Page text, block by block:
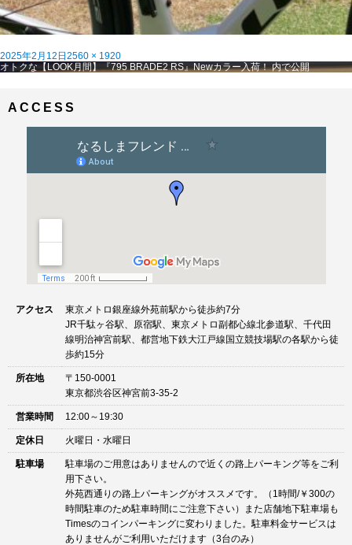
投
稿
2025年2月12日 フ
ル
2560 × 1920
投
ゲ
オトクな【LOOK月間】『795 BRADE2 RS』Newカラー入荷！ 内で公開
ACCESS
アクセス
東京メトロ銀座線外苑前駅から徒歩約7分
JR千駄ヶ谷駅、原宿駅、東京メトロ副都心線北参道駅、千代田
線明治神宮前駅、都営地下鉄大江戸線国立競技場駅の各駅から徒
歩約15分
所在地
〒150-0001
東京都渋谷区神宮前3-35-2
営業時間 12:00～19:30
定休日 火曜日・水曜日
駐車場
駐車場のご用意はありませんので近くの路上パーキング等をご利
用下さい。
外苑西通りの路上パーキングがオススメです。（1時間/￥300の
時間駐車のため駐車時間にご注意下さい）また店舗地下駐車場も
Timesのコインパーキングに変わりました。駐車料金サービスは
ありませんがご利用いただけます（3台のみ）